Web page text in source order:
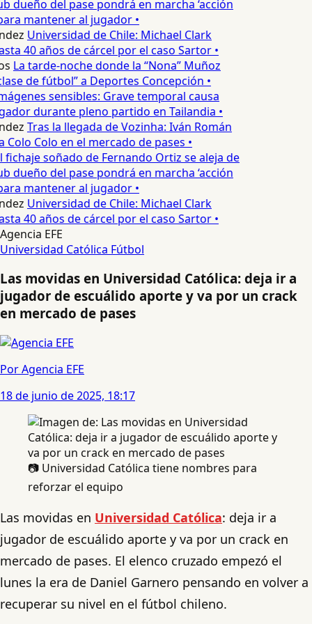
dueño del pase pondrá en marcha ‘acción
mantener al jugador •
Universidad de Chile: Michael Clark
40 años de cárcel por el caso Sartor •
La tarde-noche donde la “Nona” Muñoz
de fútbol” a Deportes Concepción •
sensibles: Grave temporal causa
durante pleno partido en Tailandia •
Tras la llegada de Vozinha: Iván Román
Colo en el mercado de pases •
fichaje soñado de Fernando Ortiz se aleja de
dueño del pase pondrá en marcha ‘acción
mantener al jugador •
Universidad de Chile: Michael Clark
40 años de cárcel por el caso Sartor •
Agencia EFE
Universidad Católica Fútbol
Las movidas en Universidad Católica: deja ir a
jugador de escuálido aporte y va por un crack
en mercado de pases
Por Agencia EFE
18 de junio de 2025, 18:17
📷 Universidad Católica tiene nombres para
reforzar el equipo
Las movidas en Universidad Católica: deja ir a
jugador de escuálido aporte y va por un crack en
mercado de pases. El elenco cruzado empezó el
lunes la era de Daniel Garnero pensando en volver a
recuperar su nivel en el fútbol chileno.